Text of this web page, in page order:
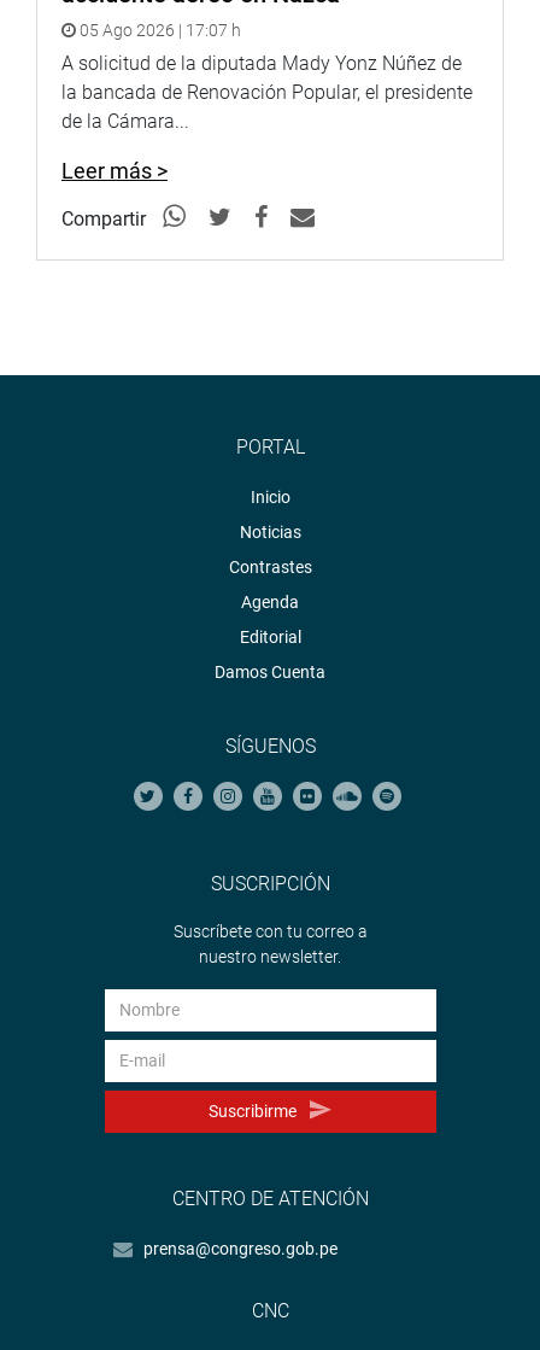
05 Ago 2026 | 17:07 h
A solicitud de la diputada Mady Yonz Núñez de
la bancada de Renovación Popular, el presidente
de la Cámara...
Leer más >
Compartir
PORTAL
Inicio
Noticias
Contrastes
Agenda
Editorial
Damos Cuenta
SÍGUENOS
SUSCRIPCIÓN
Suscríbete con tu correo a
nuestro newsletter.
Suscribirme
CENTRO DE ATENCIÓN
prensa@congreso.gob.pe
CNC